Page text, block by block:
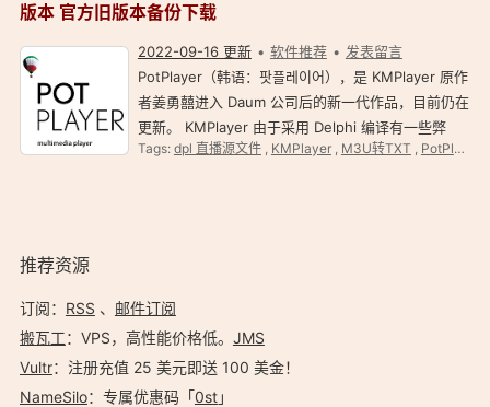
版本 官方旧版本备份下载
2022-09-16 更新 软件推荐
发表留言
PotPlayer（韩语：팟플레이어），是 KMPlayer 原作
者姜勇囍进入 Daum 公司后的新一代作品，目前仍在
更新。 KMPlayer 由于采用 Delphi 编译有一些弊
端，姜勇囍为改进播放器性能使用 VC++ 进行重新构
Tags: dpl 直播源文件, KMPlayer, M3U转TXT , PotPlayer
推荐资源
订阅： RSS 、 邮件订阅
搬瓦工：VPS，高性能价格低。️ JMS
Vultr：注册充值 25 美元即送 100 美金！
NameSilo：专属优惠码「0st」